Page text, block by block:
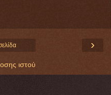
›
ιστού